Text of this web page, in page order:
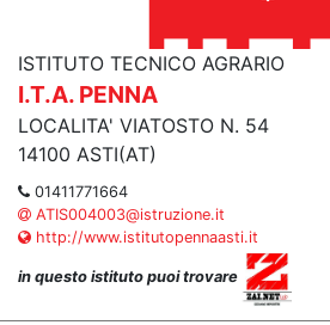
ISTITUTO TECNICO AGRARIO
I.T.A. PENNA
LOCALITA' VIATOSTO N. 54
14100 ASTI(AT)
01411771664
ATIS004003@istruzione.it
http://www.istitutopennaasti.it
in questo istituto puoi trovare